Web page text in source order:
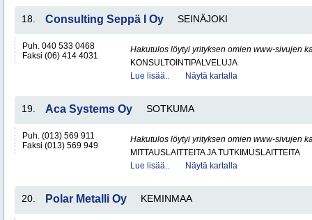
18. Consulting Seppä I Oy SEINÄJOKI
Puh. 040 533 0468
Faksi (06) 414 4031
Hakutulos löytyi yrityksen omien www-sivujen
KONSULTOINTIPALVELUJA
Lue lisää..
Näytä kartalla
19. Aca Systems Oy SOTKUMA
Puh. (013) 569 911
Faksi (013) 569 949
Hakutulos löytyi yrityksen omien www-sivujen
MITTAUSLAITTEITA JA TUTKIMUSLAITTEITA
Lue lisää..
Näytä kartalla
20. Polar Metalli Oy KEMINMAA